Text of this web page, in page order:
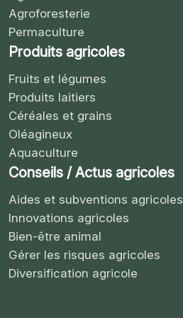
Agroforesterie
Permaculture
Produits agricoles
Fruits et légumes
Produits laitiers
Céréales et grains
Oléagineux
Aquaculture
Conseils / Actus agricoles
Aides et subventions agricoles
Innovations agricoles
Bien-être animal
Gérer les risques agricoles
Diversification agricole